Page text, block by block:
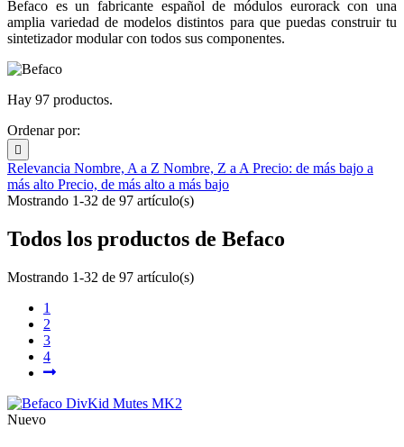
Befaco es un fabricante español de módulos eurorack con una
amplia variedad de modelos distintos para que puedas construir tu
sintetizador modular con todos sus componentes.
Hay 97 productos.
Ordenar por:

Relevancia Nombre, A a Z Nombre, Z a APrecio: de más bajo a
más alto Precio, de más alto a más bajo
Mostrando 1-32 de 97 artículo(s)
Todos los productos de Befaco
Mostrando 1-32 de 97 artículo(s)
1
2
3
4
Nuevo